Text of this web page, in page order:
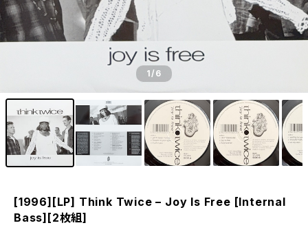
1/6
[1996][LP] Think Twice – Joy Is Free [Internal
Bass][2枚組]